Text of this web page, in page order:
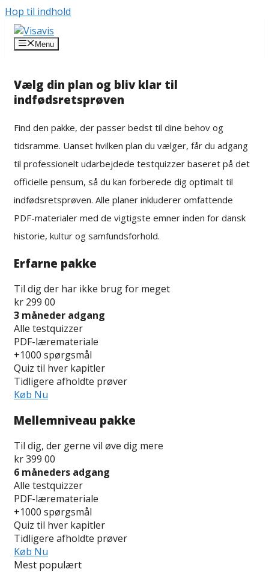
Hop til indhold
Menu
Vælg din plan og bliv klar til
indfødsretsprøven
Find den pakke, der passer bedst til dine behov og
tidsramme. Uanset hvilken plan du vælger, får du adgang
til professionelt udarbejdede testquizzer baseret på det
officielle pensum, så du kan forberede dig optimalt til
indfødsretsprøven. Alle planer inkluderer omfattende
PDF-materialer med de vigtigste emner inden for dansk
historie, kultur og samfundsforhold.
Erfarne pakke
Til dig der har ikke brug for meget
kr 299 00
3 måneder adgang
Alle testquizzer
PDF-læremateriale
+1000 spørgsmål
Quiz til hver kapitler
Tidligere afholdte prøver
Køb Nu
Mellemniveau pakke
Til dig, der gerne vil øve dig mere
kr399 00
6 måneders adgang
Alle testquizzer
PDF-læremateriale
+1000 spørgsmål
Quiz til hver kapitler
Tidligere afholdte prøver
Køb Nu
Mest populært